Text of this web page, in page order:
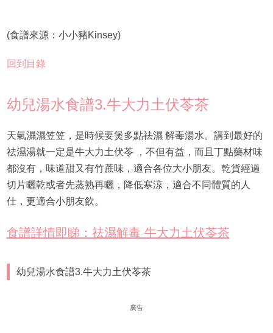
(食譜來源：小小豬Kinsey)
回到目錄
幼兒湯水食譜3.牛大力土伏苓茶
天氣濕濕笠笠，是時候要煲多點祛濕 解毒湯水。講到最好的
祛濕湯就一定是牛大力土伏苓 ，不但有益，而且丁點藥材味
都沒有，味道甜又有竹蔗味，適合各位大小朋友。乾貨經過
切片曬乾或者先蒸熟再曬，降低寒涼，適合不同體質的人
仕，更適合小朋友飲。
食譜詳情即睇：祛濕解毒 牛大力土伏苓茶
幼兒湯水食譜3.牛大力土伏苓茶
廣告